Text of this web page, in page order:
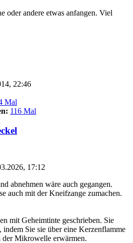
oder andere etwas anfangen. Viel
22:46
Mal
116 Mal
17:12
abnehmen wäre auch gegangen.
auch mit der Kneifzange zumachen.
mit Geheimtinte geschrieben. Sie
indem Sie sie über eine Kerzenflamme
Mikrowelle erwärmen.